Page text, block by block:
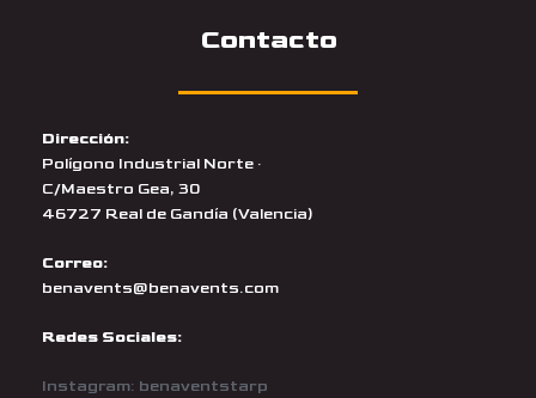
Contacto
Dirección:
Polígono Industrial Norte ·
C/Maestro Gea, 30
46727 Real de Gandía (Valencia)
Correo:
benavents@benavents.com
Redes Sociales:
Instagram: benaventstarp